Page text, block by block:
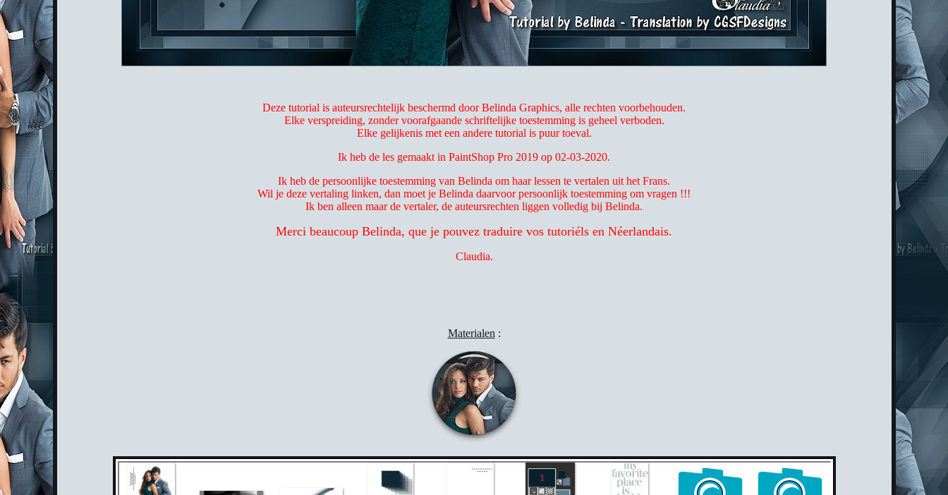
Deze tutorial is auteursrechtelijk beschermd door Belinda Graphics, alle rechten voorbehouden.
Elke verspreiding, zonder voorafgaande schriftelijke toestemming is geheel verboden.
Elke gelijkenis met een andere tutorial is puur toeval.
Ik heb de les gemaakt in PaintShop Pro 2019 op 02-03-2020.
Ik heb de persoonlijke toestemming van Belinda om haar lessen te vertalen uit het Frans.
Wil je deze vertaling linken, dan moet je Belinda daarvoor persoonlijk toestemming om vragen !!!
Ik ben alleen maar de vertaler, de auteursrechten liggen volledig bij Belinda.
Merci beaucoup Belinda, que je pouvez traduire vos tutoriéls en Néerlandais.
Claudia.
Materialen :